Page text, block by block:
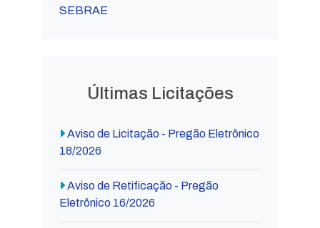
SEBRAE
Últimas Licitações
Aviso de Licitação - Pregão Eletrônico
18/2026
Aviso de Retificação - Pregão
Eletrônico 16/2026